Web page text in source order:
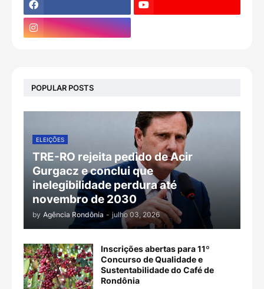
POPULAR POSTS
ELEIÇÕES
TRE-RO rejeita pedido de Acir
Gurgacz e conclui que
inelegibilidade perdura até
novembro de 2030
by Agência Rondônia - julho 03, 2026
Inscrições abertas para 11º
Concurso de Qualidade e
Sustentabilidade do Café de
Rondônia